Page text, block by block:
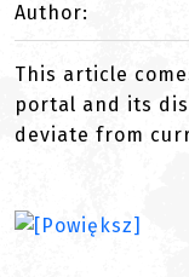
Author:
This article
portal and its
deviate from